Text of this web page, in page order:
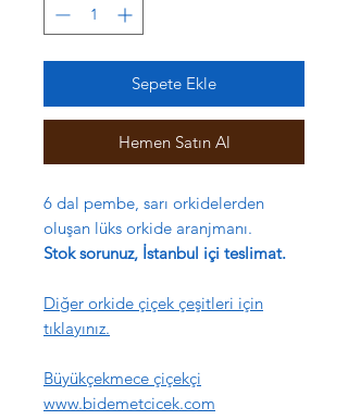
Sepete Ekle
Hemen Satın Al
6 dal pembe, sarı orkidelerden
oluşan lüks orkide aranjmanı.
Stok sorunuz, İstanbul içi teslimat.
Diğer orkide çiçek çeşitleri için
tıklayınız.
Büyükçekmece çiçekçi
www.bidemetcicek.com